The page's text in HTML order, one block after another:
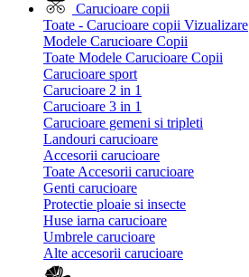
Carucioare copii
Toate - Carucioare copii Vizualizare
Modele Carucioare Copii
Toate Modele Carucioare Copii
Carucioare sport
Carucioare 2 in 1
Carucioare 3 in 1
Carucioare gemeni si tripleti
Landouri carucioare
Accesorii carucioare
Toate Accesorii carucioare
Genti carucioare
Protectie ploaie si insecte
Huse iarna carucioare
Umbrele carucioare
Alte accesorii carucioare